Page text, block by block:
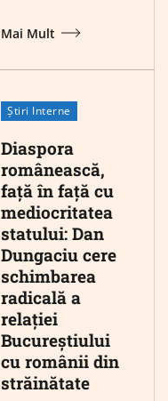
Mai Mult
Știri Interne
Diaspora
românească,
față în față cu
mediocritatea
statului: Dan
Dungaciu cere
schimbarea
radicală a
relației
Bucureștiului
cu românii din
străinătate